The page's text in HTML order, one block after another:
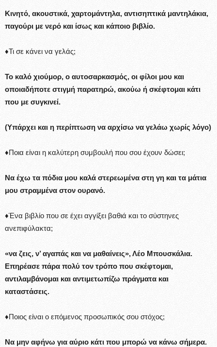
Κινητό, ακουστικά, χαρτομάντηλα, αντισηπτικά μαντηλάκια,
παγούρι με νερό και ίσως και κάποιο βιβλίο.
♦Τι σε κάνει να γελάς;
Το καλό χιούμορ, ο αυτοσαρκασμός, οι φίλοι μου και
οποιαδήποτε στιγμή παρατηρώ, ακούω ή σκέφτομαι κάτι
που με συγκινεί.
(Υπάρχει και η περίπτωση να αρχίσω να γελάω χωρίς λόγο)
♦Ποια είναι η καλύτερη συμβουλή που σου έχουν δώσει;
Να έχω τα πόδια μου καλά στερεωμένα στη γη και τα μάτια
μου στραμμένα στον ουρανό.
♦Ένα βιβλίο που σε έχει αγγίξει βαθιά και το σύστηνες
ανεπιφύλακτα;
«να ζεις, ν’ αγαπάς και να μαθαίνεις», Λέο Μπουσκάλια.
Επηρέασε πάρα πολύ τον τρόπο που σκέφτομαι,
αντιλαμβάνομαι και αντιμετωπίζω πράγματα και
καταστάσεις.
♦Ποιος είναι ο επόμενος προσωπικός σου στόχος;
Να μην αφήνω για αύριο κάτι που μπορώ να κάνω σήμερα.